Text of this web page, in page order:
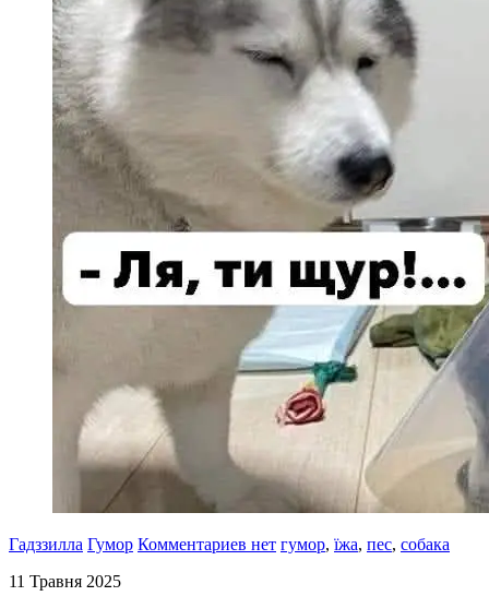
Гадззилла Гумор Комментариев нет гумор, їжа, пес, собака
11 Травня 2025